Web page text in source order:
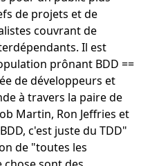
de projets et de
couvrant de
Il est
prônant BDD ==
de développeurs et
à travers la paire de
Martin, Ron Jeffries et
c'est juste du TDD"
de "toutes les